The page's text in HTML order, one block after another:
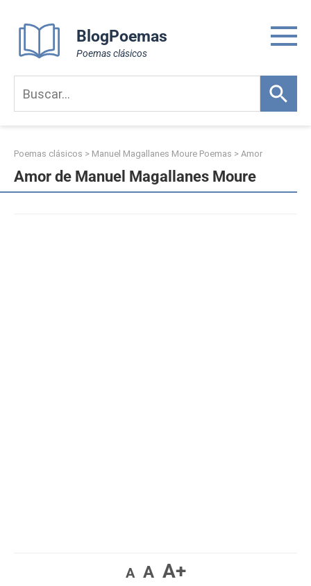
content
BlogPoemas
Poemas clásicos
Poemas clásicos > Manuel Magallanes Moure Poemas > Amor
Amor de Manuel Magallanes Moure
A A A+